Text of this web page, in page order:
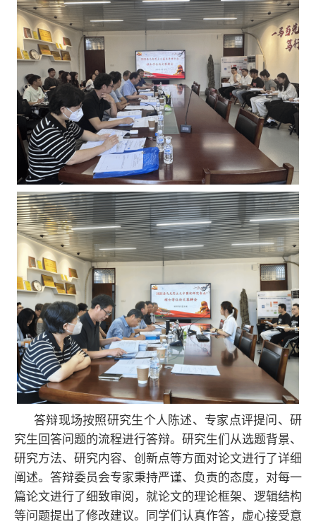
答辩现场按照研究生个人陈述、专家点评提问、研
究生回答问题的流程进行答辩。研究生们从选题背景、
研究方法、研究内容、创新点等方面对论文进行了详细
阐述。答辩委员会专家秉持严谨、负责的态度，对每一
篇论文进行了细致审阅，就论文的理论框架、逻辑结构
等问题提出了修改建议。同学们认真作答，虚心接受意